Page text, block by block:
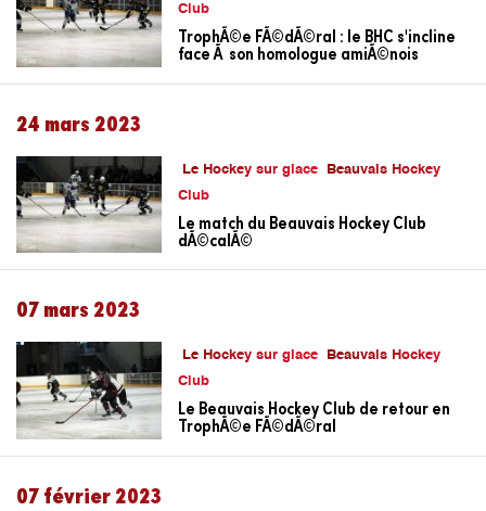
Club
TrophÃ©e FÃ©dÃ©ral : le BHC s'incline
face Ã son homologue amiÃ©nois
24 mars 2023
Le Hockey sur glace
Beauvais Hockey
Club
Le match du Beauvais Hockey Club
dÃ©calÃ©
07 mars 2023
Le Hockey sur glace
Beauvais Hockey
Club
Le Beauvais Hockey Club de retour en
TrophÃ©e FÃ©dÃ©ral
07 février 2023